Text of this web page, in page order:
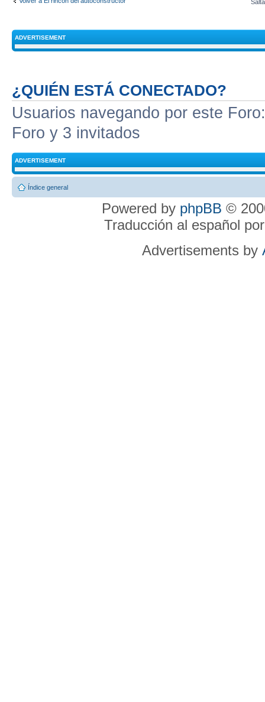
ADVERTISEMENT
¿QUIÉN ESTÁ CONECTADO?
Usuarios navegando por este
Foro y 3 invitados
ADVERTISEMENT
Índice general
Powered by phpBB ©
Traducción al español
Advertisements by